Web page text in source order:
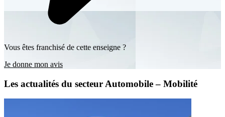
Vous êtes franchisé de cette enseigne ?
Je donne mon avis
Les actualités du secteur Automobile – Mobilité